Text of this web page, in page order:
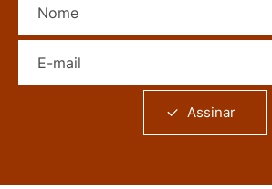
Assinar